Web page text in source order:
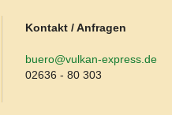
Kontakt / Anfragen
buero@vulkan-express.de
02636 - 80 303